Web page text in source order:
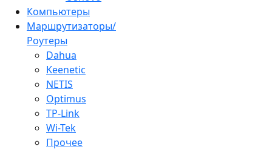
Компьютеры
Маршрутизаторы/
Роутеры
Dahua
Keenetic
NETIS
Optimus
TP-Link
Wi-Tek
Прочее